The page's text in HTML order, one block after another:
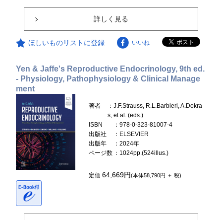
詳しく見る
ほしいものリストに登録 いいね
Yen & Jaffe's Reproductive Endocrinology, 9th ed.
- Physiology, Pathophysiology & Clinical Manage
ment
著者
：J.F.Strauss, R.L.Barbieri, A.Dokra
s, et al. (eds.)
ISBN
：978-0-323-81007-4
出版社
：ELSEVIER
出版年
：2024年
ページ数 ：1024pp.(524illus.)
定価64,669円(本体58,790円 ＋ 税)